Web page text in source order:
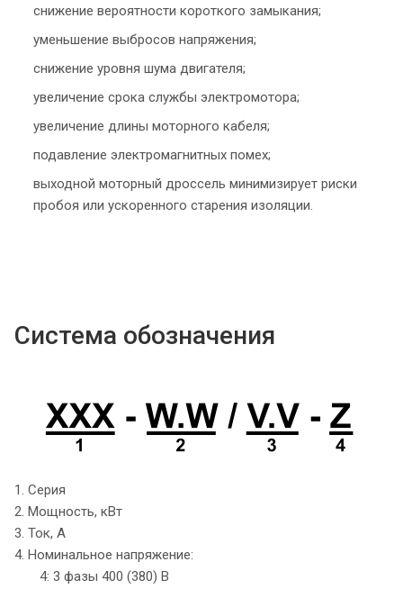
снижение вероятности короткого замыкания;
уменьшение выбросов напряжения;
снижение уровня шума двигателя;
увеличение срока службы электромотора;
увеличение длины моторного кабеля;
подавление электромагнитных помех;
выходной моторный дроссель минимизирует риски
пробоя или ускоренного старения изоляции.
Система обозначения
1. Серия
2. Мощность, кВт
3. Ток, А
4. Номинальное напряжение:
4: 3 фазы 400 (380) В